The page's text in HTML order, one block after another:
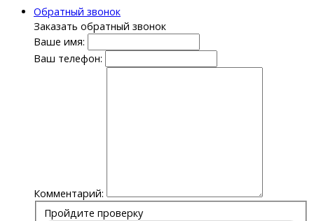
Обратный звонок
Заказать обратный звонок
Ваше имя:
Ваш телефон:
Комментарий:
Пройдите проверку